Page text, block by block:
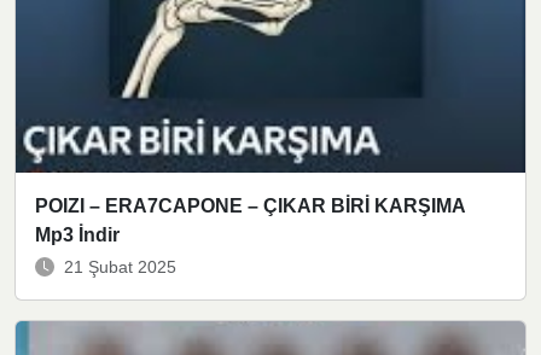
POIZI – ERA7CAPONE – ÇIKAR BİRİ KARŞIMA
Mp3 İndir
21 Şubat 2025